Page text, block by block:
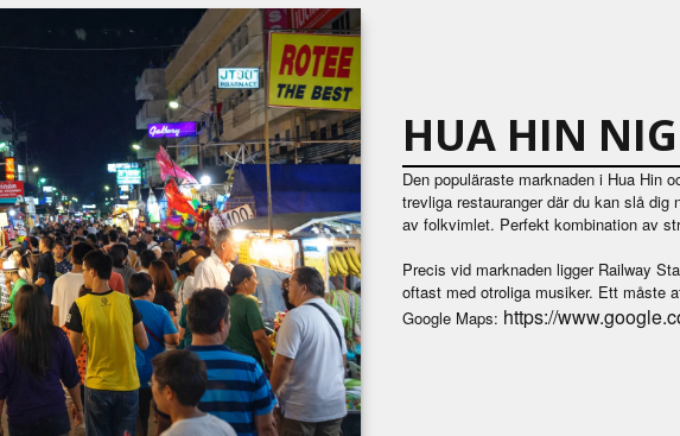
HUA HIN
Den populäraste marknaden i Hua Hin
trevliga restauranger där du kan slå
av folkvimlet. Perfekt kombination av
Precis vid marknaden ligger Railway
oftast med otroliga musiker. Ett måste
Google Maps: https://